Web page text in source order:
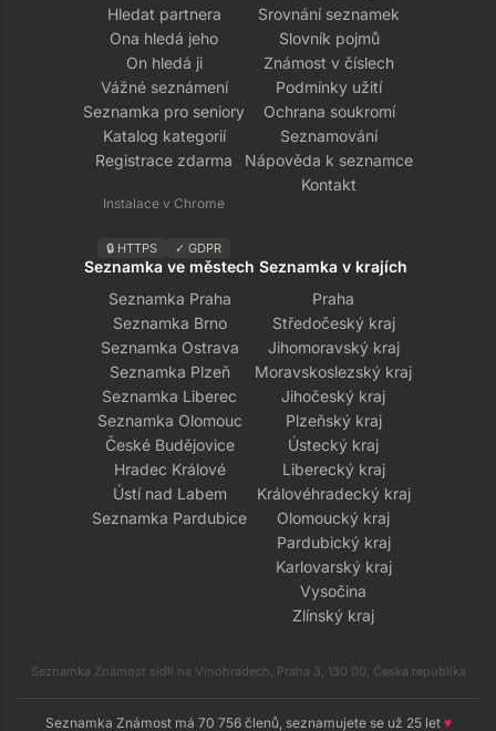
Hledat partnera
Ona hledá jeho
On hledá ji
Vážné seznámení
Seznamka pro seniory
Katalog kategorií
Registrace zdarma
Instalace v Chrome
🔒 HTTPS ✓ GDPR
Srovnání seznamek
Slovník pojmů
Známost v číslech
Podmínky užití
Ochrana soukromí
Seznamování
Nápověda k seznamce
Kontakt
Seznamka ve městech
Seznamka Praha
Seznamka Brno
Seznamka Ostrava
Seznamka Plzeň
Seznamka Liberec
Seznamka Olomouc
České Budějovice
Hradec Králové
Ústí nad Labem
Seznamka Pardubice
Seznamka v krajích
Praha
Středočeský kraj
Jihomoravský kraj
Moravskoslezský kraj
Jihočeský kraj
Plzeňský kraj
Ústecký kraj
Liberecký kraj
Královéhradecký kraj
Olomoucký kraj
Pardubický kraj
Karlovarský kraj
Vysočina
Zlínský kraj
Seznamka Známost sídlí na Vinohradech, Praha 3, 130 00, Česká republika
Seznamka Známost má 70 756 členů, seznamujete se už 25 let ♥